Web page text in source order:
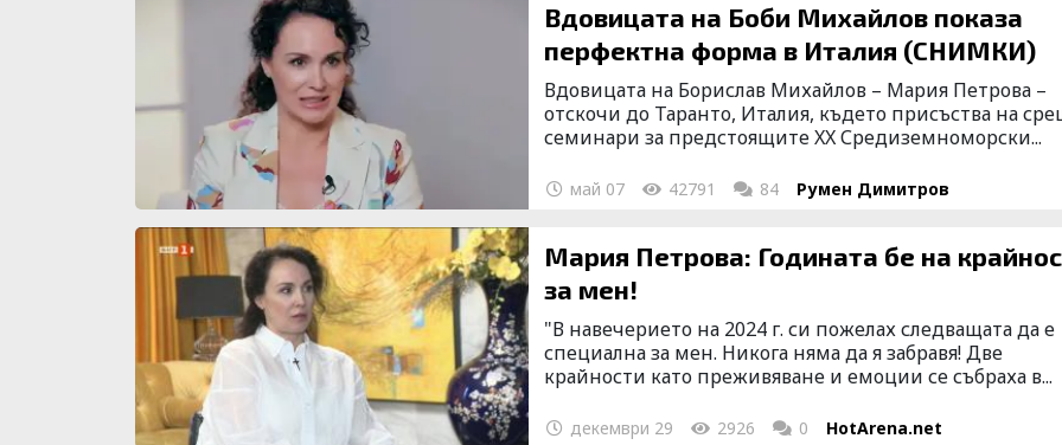
Вдовицата на Боби Михайлов показа
перфектна форма в Италия (СНИМКИ)
Вдовицата на Борислав Михайлов – Мария Петрова –
отскочи до Таранто, Италия, където присъства на
семинари за предстоящите XX Средиземноморски...
май 07 42791 84 Румен Димитров
Мария Петрова: Годината бе на
за мен!
"В навечерието на 2024 г. си пожелах следващата да е
специална за мен. Никога няма да я забравя! Две
крайности като преживяване и емоции се събраха в...
декември 29 2926 0 HotArena.net